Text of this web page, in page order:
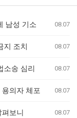
남성 기소 08.07
지 조치 08.07
소송 심리 08.07
의자 체포 08.07
보니 08.07